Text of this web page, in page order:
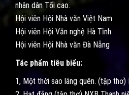
nhân dân Tối cao.
Hội viên Hội Nhà văn Việt Nam
Hội viên Hội Văn nghệ Hà Tĩnh
Hội viên Hội Nhà văn Đà Nẵng
Tác phẩm tiêu biểu:
1, Một thời sao lãng quên. (tập